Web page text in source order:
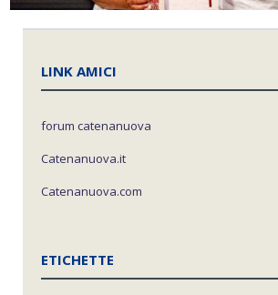
LINK AMICI
forum catenanuova
Catenanuova.it
Catenanuova.com
ETICHETTE